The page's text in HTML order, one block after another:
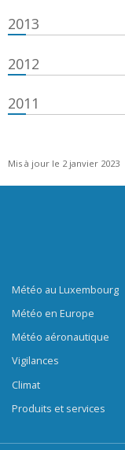
2013
2012
2011
Mis à jour le 2 janvier 2023
Météo au Luxembourg
Météo en Europe
Météo aéronautique
Vigilances
Climat
Produits et services